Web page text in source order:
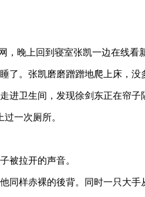
晚上回到寝室张凯一边在线看
了。张凯磨磨蹭蹭地爬上床，没
进卫生间，发现徐剑东正在帘子
一次厕所。
被拉开的声音。
样赤裸的後背。同时一只大手